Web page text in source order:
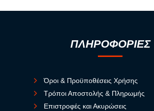
ΠΛΗΡΟΦΟΡΙΕΣ
Όροι & Προϋποθέσεις Χρήσης
Τρόποι Αποστολής & Πληρωμής
Επιστροφές και Ακυρώσεις